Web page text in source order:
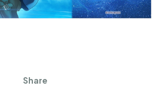
Share